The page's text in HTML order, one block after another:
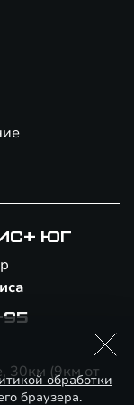
ЮГ
95
30км (9км от
обработки
браузера.